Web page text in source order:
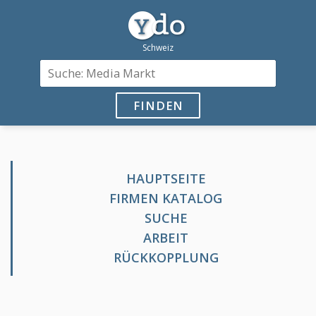
FINDEN
HAUPTSEITE
FIRMEN KATALOG
SUCHE
ARBEIT
RÜCKKOPPLUNG